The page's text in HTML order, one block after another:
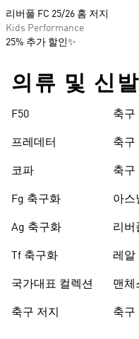
리버풀 FC 25/26 홈 저지
Kids Performance
25% 추가 할인✨
의류 및 신
F50
프레데터
코파
Fg 축구화
Ag 축구화
Tf 축구화
국가대표 컬렉션
축구 저지
축구
축구
축구
아스
리버
레알
맨체
축구